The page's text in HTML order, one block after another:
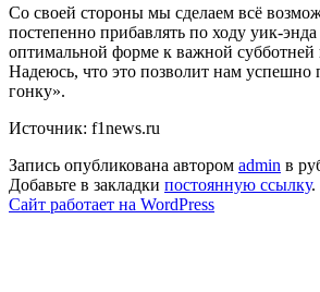
Со своей стороны мы сделаем всё
постепенно прибавлять по ходу уик-
оптимальной форме к важной
Надеюсь, что это позволит нам успешно
гонку».
Источник: f1news.ru
Запись опубликована автором admin в
Добавьте в закладки постоянную ссылку.
Сайт работает на WordPress